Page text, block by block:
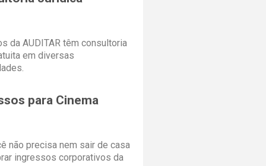
da AUDITAR têm consultoria
em diversas
para Cinema
não precisa nem sair de casa
ingressos corporativos da